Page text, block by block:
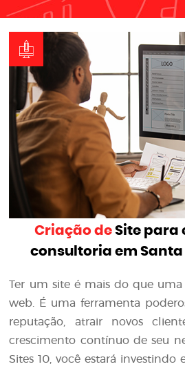
Criação deSite para
consultoria em Santa
Ter um site é mais do que
web. É uma ferramenta
reputação, atrair novos
crescimento contínuo de seu
Sites 10, você estará